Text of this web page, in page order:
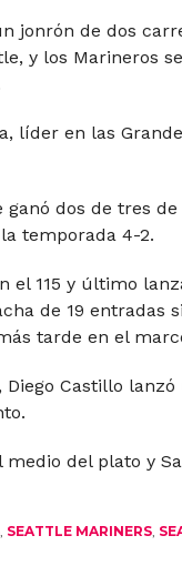
jonrón de dos
y los Marineros
líder en las
dos de tres de
temporada 4-2.
el 115 y último
de 19 entradas
tarde en el
Castillo
del plato y
, SEATTLE MARINERS,